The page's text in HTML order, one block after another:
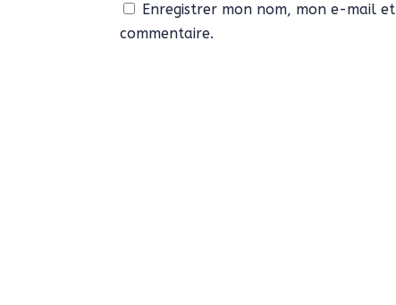
Enregistrer mon nom, mon e-mail
commentaire.